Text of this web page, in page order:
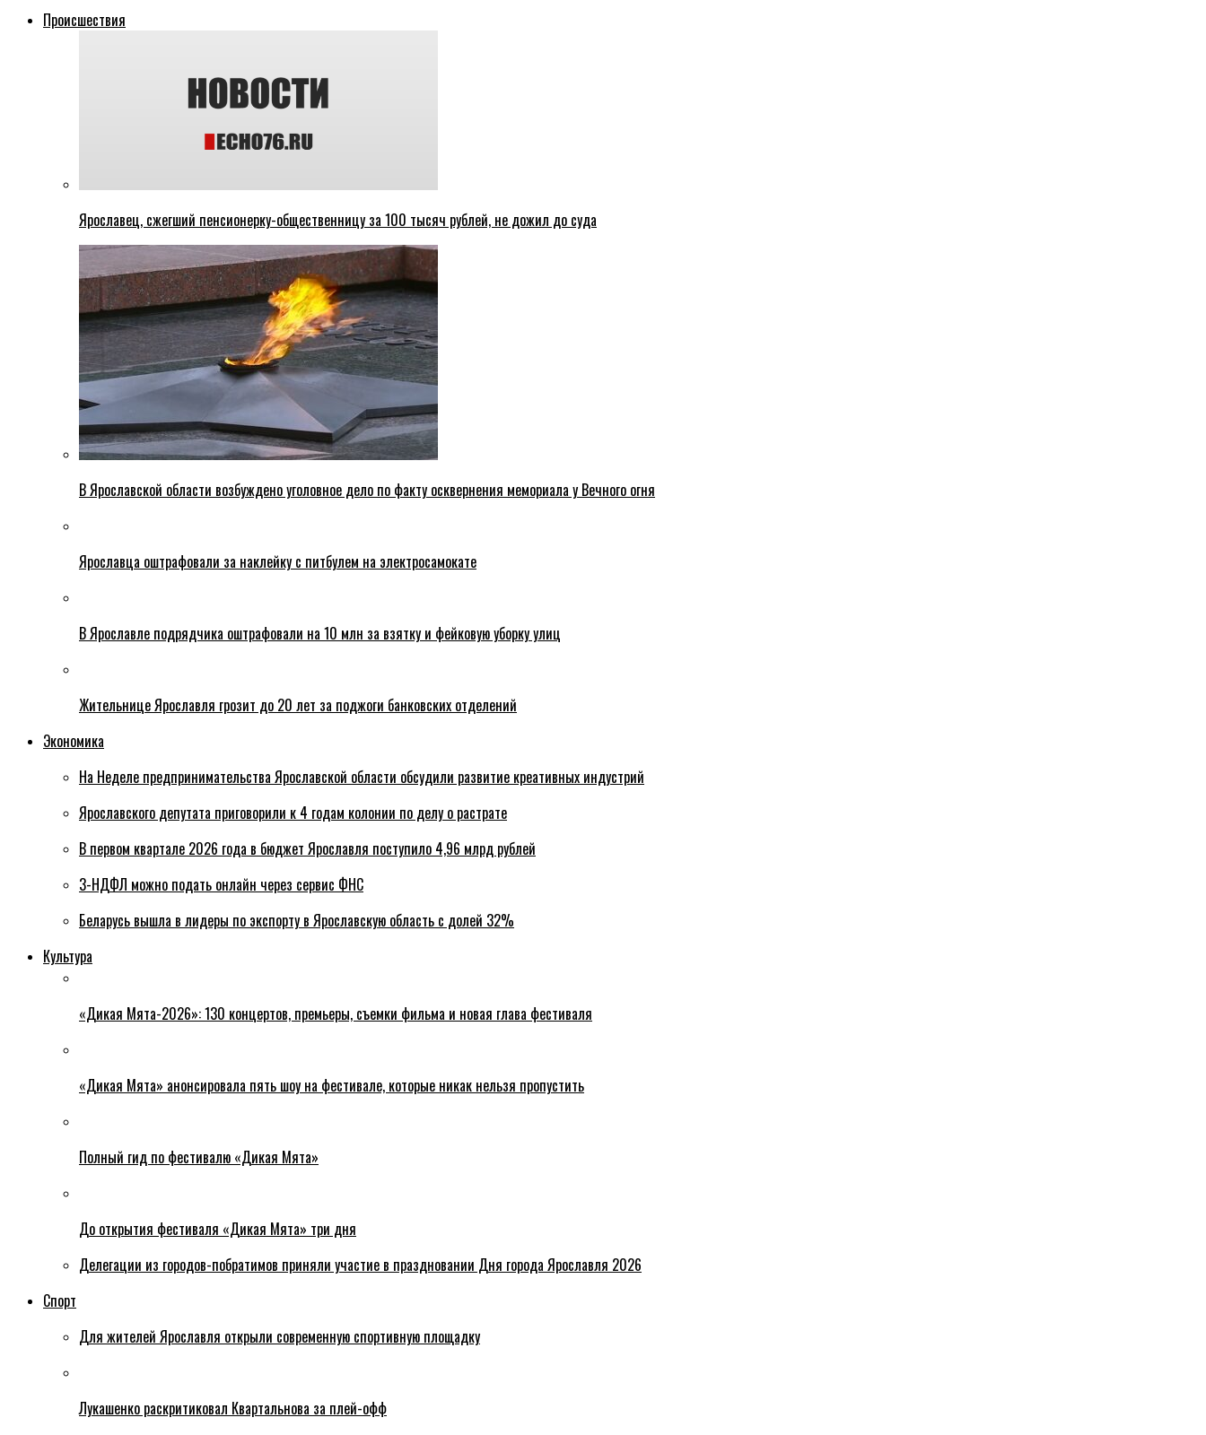
Происшествия
Ярославец, сжегший пенсионерку-общественницу за 100 тысяч рублей, не дожил до суда
В Ярославской области возбуждено уголовное дело по факту осквернения мемориала у Вечного огня
Ярославца оштрафовали за наклейку с питбулем на электросамокате
В Ярославле подрядчика оштрафовали на 10 млн за взятку и фейковую уборку улиц
Жительнице Ярославля грозит до 20 лет за поджоги банковских отделений
Экономика
На Неделе предпринимательства Ярославской области обсудили развитие креативных индустрий
Ярославского депутата приговорили к 4 годам колонии по делу о растрате
В первом квартале 2026 года в бюджет Ярославля поступило 4,96 млрд рублей
3-НДФЛ можно подать онлайн через сервис ФНС
Беларусь вышла в лидеры по экспорту в Ярославскую область с долей 32%
Культура
«Дикая Мята-2026»: 130 концертов, премьеры, съемки фильма и новая глава фестиваля
«Дикая Мята» анонсировала пять шоу на фестивале, которые никак нельзя пропустить
Полный гид по фестивалю «Дикая Мята»
До открытия фестиваля «Дикая Мята» три дня
Делегации из городов-побратимов приняли участие в праздновании Дня города Ярославля 2026
Спорт
Для жителей Ярославля открыли современную спортивную площадку
Лукашенко раскритиковал Квартальнова за плей-офф